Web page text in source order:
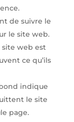
de suivre le
le site web.
web est
ce qu’ils
indique
le site
page.